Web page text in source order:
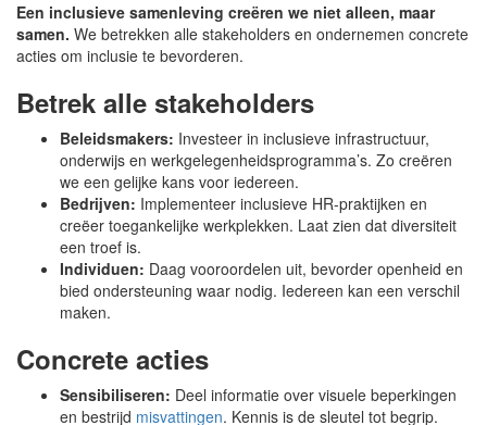
Een inclusieve samenleving creëren we niet alleen, maar
samen. We betrekken alle stakeholders en ondernemen concrete
acties om inclusie te bevorderen.
Betrek alle stakeholders
Beleidsmakers: Investeer in inclusieve infrastructuur,
onderwijs en werkgelegenheidsprogramma’s. Zo creëren
we een gelijke kans voor iedereen.
Bedrijven: Implementeer inclusieve HR-praktijken en
creëer toegankelijke werkplekken. Laat zien dat diversiteit
een troef is.
Individuen: Daag vooroordelen uit, bevorder openheid en
bied ondersteuning waar nodig. Iedereen kan een verschil
maken.
Concrete acties
Sensibiliseren: Deel informatie over visuele beperkingen
en bestrijd misvattingen. Kennis is de sleutel tot begrip.